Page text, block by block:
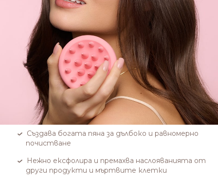
Създава богата пяна за дълбоко и равномерно
почистване
Нежно ексфолира и премахва наслояванията от
други продукти и мъртвите клетки